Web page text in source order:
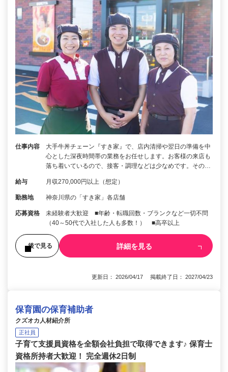
仕事内容
大手牛丼チェーン『すき家』で、店内清掃や翌日の準備を中
心とした深夜時間帯の業務をお任せします。お客様の来店も
落ち着いているので、接客・調理などは少なめです。その…
給与 月収270,000円以上（想定）
勤務地 神奈川県の「すき家」各店舗
応募資格
未経験者大歓迎 ■年齢・転職回数・ブランクなど一切不問
（40～50代で入社した人も多数！） ■高卒以上
後で見る 詳細を見る
更新日： 2026/04/17 掲載終了日： 2027/04/23
保育園の保育補助者
クズオカ人材紹介所
正社員
子育て支援員資格を全額会社負担で取得できます♪ 保育士
資格所持者大歓迎！ 完全週休2日制